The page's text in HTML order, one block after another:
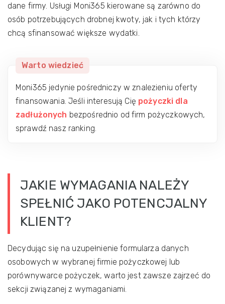
dane firmy. Usługi Moni365 kierowane są zarówno do
osób potrzebujących drobnej kwoty, jak i tych którzy
chcą sfinansować większe wydatki.
Warto wiedzieć
Moni365 jedynie pośredniczy w znalezieniu oferty
finansowania. Jeśli interesują Cię pożyczki dla
zadłużonych bezpośrednio od firm pożyczkowych,
sprawdź nasz ranking.
JAKIE WYMAGANIA NALEŻY
SPEŁNIĆ JAKO POTENCJALNY
KLIENT?
Decydując się na uzupełnienie formularza danych
osobowych w wybranej firmie pożyczkowej lub
porównywarce pożyczek, warto jest zawsze zajrzeć do
sekcji związanej z wymaganiami.